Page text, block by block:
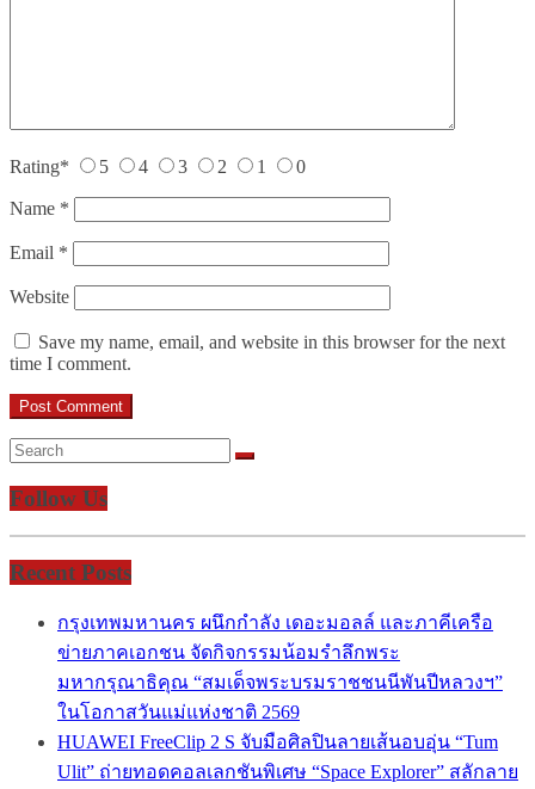
Rating* 5 4 3 2 1 0
Name *
Email *
Website
Save my name, email, and website in this browser for the next
time I comment.
Follow Us
Recent Posts
กรุงเทพมหานคร ผนึกกำลัง เดอะมอลล์ และภาคีเครือ
ข่ายภาคเอกชน จัดกิจกรรมน้อมรำลึกพระ
มหากรุณาธิคุณ “สมเด็จพระบรมราชชนนีพันปีหลวงฯ”
ในโอกาสวันแม่แห่งชาติ 2569
HUAWEI FreeClip 2 S จับมือศิลปินลายเส้นอบอุ่น “Tum
Ulit” ถ่ายทอดคอลเลกชันพิเศษ “Space Explorer” สลักลาย